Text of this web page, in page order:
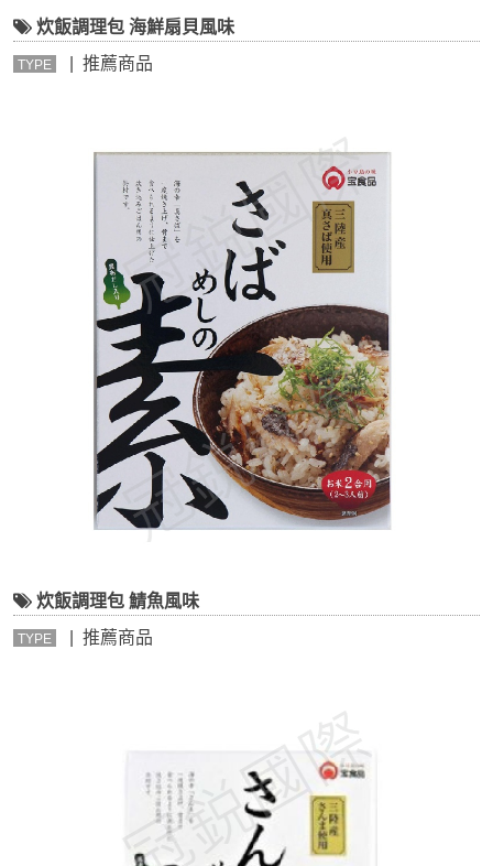
炊飯調理包 海鮮扇貝風味
TYPE | 推薦商品
炊飯調理包 鯖魚風味
TYPE | 推薦商品